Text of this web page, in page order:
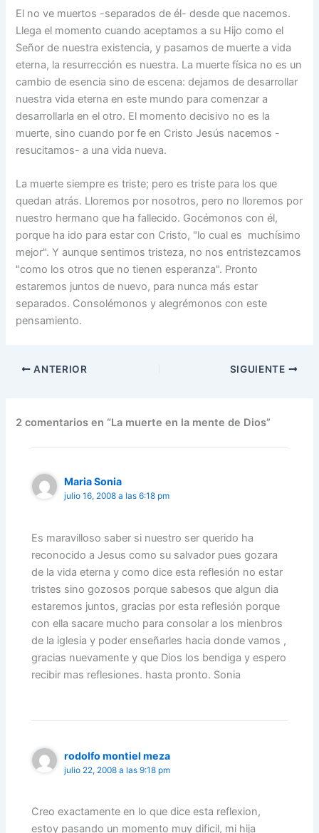
El no ve muertos -separados de él- desde que nacemos.
Llega el momento cuando aceptamos a su Hijo como el
Señor de nuestra existencia, y pasamos de muerte a vida
eterna, la resurrección es nuestra. La muerte física no es un
cambio de esencia sino de escena: dejamos de desarrollar
nuestra vida eterna en este mundo para comenzar a
desarrollarla en el otro. El momento decisivo no es la
muerte, sino cuando por fe en Cristo Jesús nacemos -
resucitamos- a una vida nueva.
La muerte siempre es triste; pero es triste para los que
quedan atrás. Lloremos por nosotros, pero no lloremos por
nuestro hermano que ha fallecido. Gocémonos con él,
porque ha ido para estar con Cristo, "lo cual es muchísimo
mejor". Y aunque sentimos tristeza, no nos entristezcamos
"como los otros que no tienen esperanza". Pronto
estaremos juntos de nuevo, para nunca más estar
separados. Consolémonos y alegrémonos con este
pensamiento.
ANTERIOR SIGUIENTE
2 comentarios en “La muerte en la mente de Dios”
Maria Sonia
julio 16, 2008 a las 6:18 pm
Es maravilloso saber si nuestro ser querido ha
reconocido a Jesus como su salvador pues gozara
de la vida eterna y como dice esta reflesión no estar
tristes sino gozosos porque sabesos que algun dia
estaremos juntos, gracias por esta reflesión porque
con ella sacare mucho para consolar a los mienbros
de la iglesia y poder enseñarles hacia donde vamos ,
gracias nuevamente y que Dios los bendiga y espero
recibir mas reflesiones. hasta pronto. Sonia
rodolfo montiel meza
julio 22, 2008 a las 9:18 pm
Creo exactamente en lo que dice esta reflexion,
estoy pasando un momento muy dificil, mi hija